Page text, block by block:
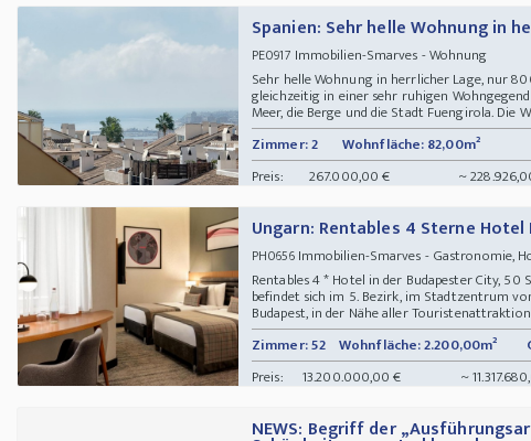
Spanien: Sehr helle Wohnung in
PE0917 Immobilien-Smarves - Wohnung
Sehr helle Wohnung in herrlicher Lage, nur
gleichzeitig in einer sehr ruhigen
Meer, die Berge und die Stadt Fuengirola. Die
Zimmer: 2
Wohnfläche: 82,00m²
Preis:
267.000,00 € ~
Ungarn: Rentables 4 Sterne
PH0656Immobilien-Smarves - Gastronomie,
Rentables 4 * Hotel in der Budapester City,
befindet sich im 5. Bezirk, im Stadtzentrum
Budapest, in der Nähe aller
Zimmer: 52 Wohnfläche: 2.200,00m²
Preis:
13.200.000,00 € ~
NEWS: Begriff der